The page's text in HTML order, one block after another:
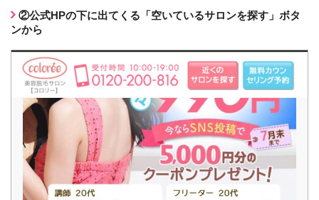
②公式HPの下に出てくる「空いているサロンを探す」ボタ
ンから